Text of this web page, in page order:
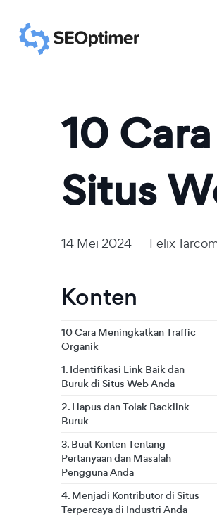
10
Situs
14 Mei 2024 Felix
Konten
10 Cara Meningkatkan Traffic
Organik
1. Identifikasi Link Baik dan
Buruk di Situs Web Anda
2. Hapus dan Tolak Backlink
Buruk
3. Buat Konten Tentang
Pertanyaan dan Masalah
Pengguna Anda
4. Menjadi Kontributor di Situs
Terpercaya di Industri Anda